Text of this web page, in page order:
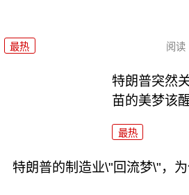
最热 阅读
特朗普突然
苗的美梦该
最热
特朗普的制造业\"回流梦\"，为